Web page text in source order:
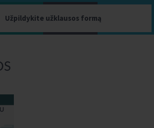
Užpildykite užklausos formą